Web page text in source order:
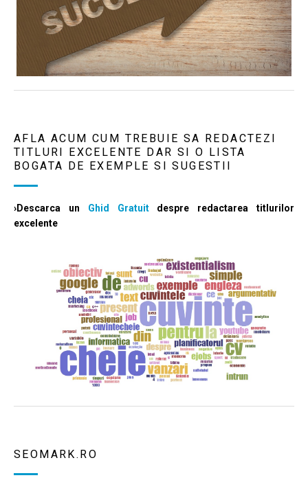
AFLA ACUM CUM TREBUIE SA REDACTEZI
TITLURI EXCELENTE DAR SI O LISTA
BOGATA DE EXEMPLE SI SUGESTII
›Descarca un Ghid Gratuitdespre redactarea titlurilor
excelente
SEOMARK.RO